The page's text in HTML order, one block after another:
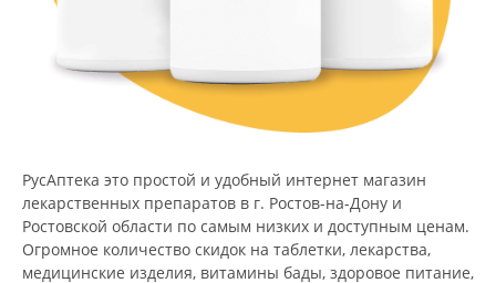
РусАптека это простой и удобный интернет магазин
лекарственных препаратов в г. Ростов-на-Дону и
Ростовской области по самым низких и доступным ценам.
Огромное количество скидок на таблетки, лекарства,
медицинские изделия, витамины бады, здоровое питание,